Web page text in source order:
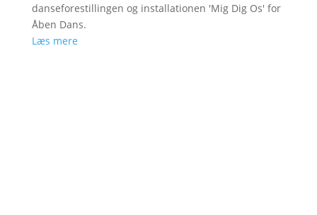
danseforestillingen og installationen 'Mig Dig Os' for
Åben Dans.
Læs mere